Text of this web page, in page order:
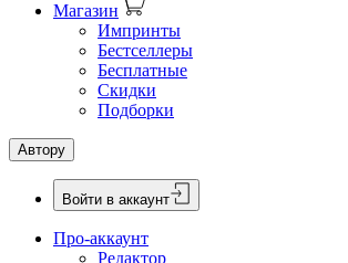
Магазин
Импринты
Бестселлеры
Бесплатные
Скидки
Подборки
Автору
Войти в аккаунт
Про-аккаунт
Редактор